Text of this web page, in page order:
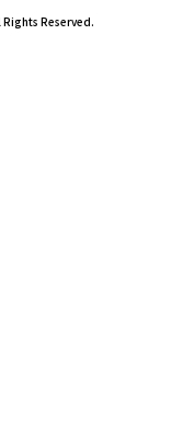
Reserved.